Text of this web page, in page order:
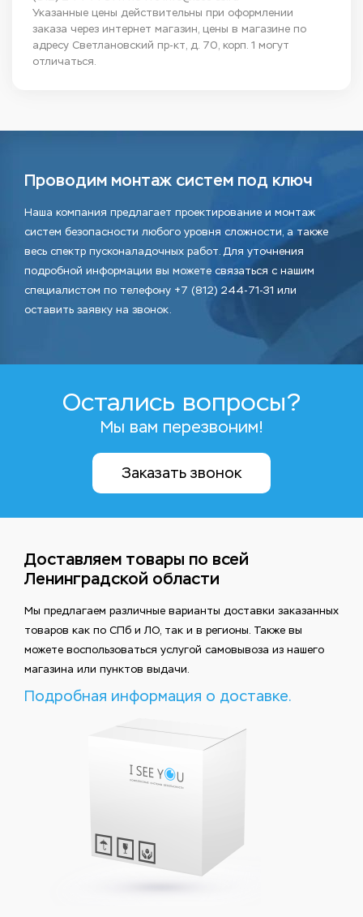
Указанные цены действительны при оформлении
заказа через интернет магазин, цены в магазине по
адресу Светлановский пр-кт, д. 70, корп. 1 могут
отличаться.
Проводим монтаж систем под ключ
Наша компания предлагает проектирование и монтаж
систем безопасности любого уровня сложности, а также
весь спектр пусконаладочных работ. Для уточнения
подробной информации вы можете связаться с нашим
специалистом по телефону +7 (812) 244-71-31 или
оставить заявку на звонок.
Остались вопросы?
Мы вам перезвоним!
Заказать звонок
Доставляем товары по всей
Ленинградской области
Мы предлагаем различные варианты доставки заказанных
товаров как по СПб и ЛО, так и в регионы. Также вы
можете воспользоваться услугой самовывоза из нашего
магазина или пунктов выдачи.
Подробная информация о доставке.